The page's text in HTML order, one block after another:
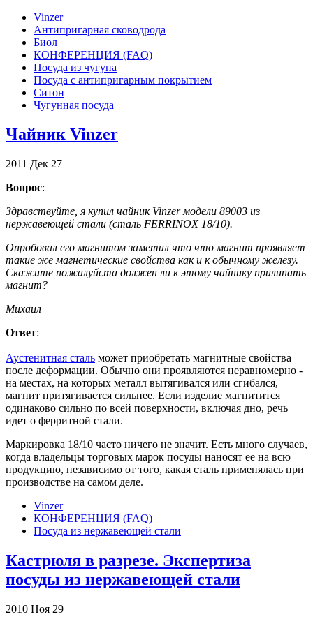
Vinzer
Антипригарная сководрода
Биол
КОНФЕРЕНЦИЯ (FAQ)
Посуда из чугуна
Посуда с антипригарным покрытием
Ситон
Чугунная посуда
Чайник Vinzer
2011 Дек 27
Вопрос:
Здравствуйте, я купил чайник Vinzer модели 89003 из
нержавеющей стали (сталь FERRINOX 18/10).
Опробовал его магнитом заметил что что магнит проявляет
такие же магнетические свойства как и к обычному железу.
Скажите пожалуйста должен ли к этому чайнику прилипать
магнит?
Михаил
Ответ:
Аустенитная сталь может приобретать магнитные свойства
после деформации. Обычно они проявляются неравномерно -
на местах, на которых металл вытягивался или сгибался,
магнит притягивается сильнее. Если изделие магнитится
одинаково сильно по всей поверхности, включая дно, речь
идет о ферритной стали.
Маркировка 18/10 часто ничего не значит. Есть много случаев,
когда владельцы торговых марок посуды наносят ее на всю
продукцию, независимо от того, какая сталь применялась при
производстве на самом деле.
Vinzer
КОНФЕРЕНЦИЯ (FAQ)
Посуда из нержавеющей стали
Кастрюля в разрезе. Экспертиза
посуды из нержавеющей стали
2010 Ноя 29